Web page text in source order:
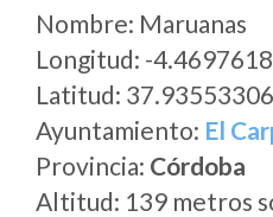
Nombre: Maruanas
Longitud: -
Latitud:
Ayuntamiento: El
Provincia: Córdoba
Altitud: 139 metros